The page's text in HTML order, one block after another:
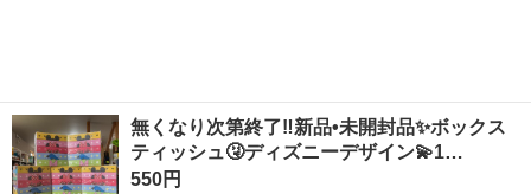
無くなり次第終了‼️新品•未開封品✨ボックス
ティッシュ🤧ディズニーデザイン💫1…
550円